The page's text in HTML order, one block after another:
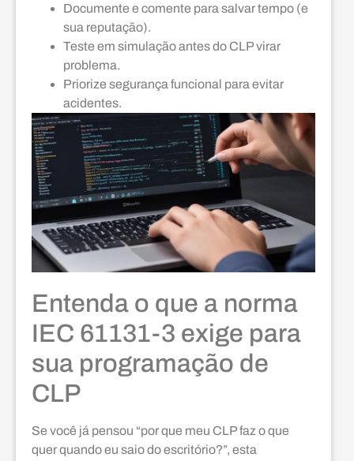
Documente e comente para salvar tempo (e
sua reputação).
Teste em simulação antes do CLP virar
problema.
Priorize segurança funcional para evitar
acidentes.
Entenda o que a norma
IEC 61131-3 exige para
sua programação de
CLP
Se você já pensou “por que meu CLP faz o que
quer quando eu saio do escritório?”, esta